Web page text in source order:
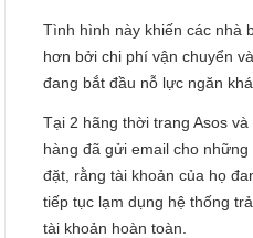
Tình hình này khiến các nhà
hơn bởi chi phí vận chuyển
đang bắt đầu nỗ lực ngăn
Tại 2 hãng thời trang Asos
hàng đã gửi email cho
đặt, rằng tài khoản của họ
tiếp tục lạm dụng hệ thống
tài khoản hoàn toàn.